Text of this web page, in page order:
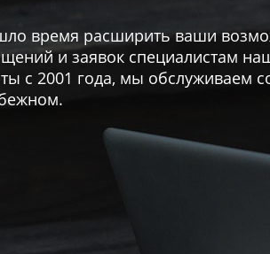
время расширить ваши
и заявок специалистам
с 2001 года, мы обслуживаем